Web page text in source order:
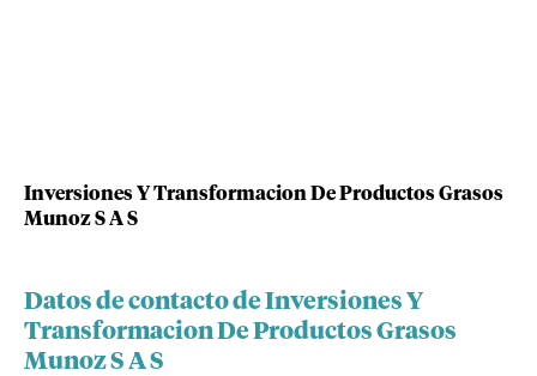
Inversiones Y Transformacion De Productos Grasos
Munoz S A S
Datos de contacto de Inversiones Y
Transformacion De Productos Grasos
Munoz S A S